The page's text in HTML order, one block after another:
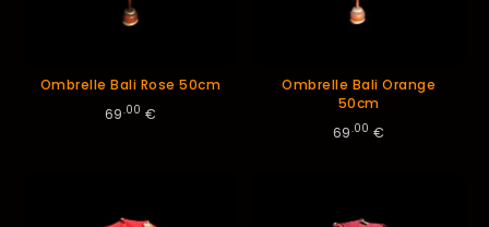
Ombrelle Bali Rose 50cm
69.00 €
Ombrelle Bali Orange
50cm
69.00 €